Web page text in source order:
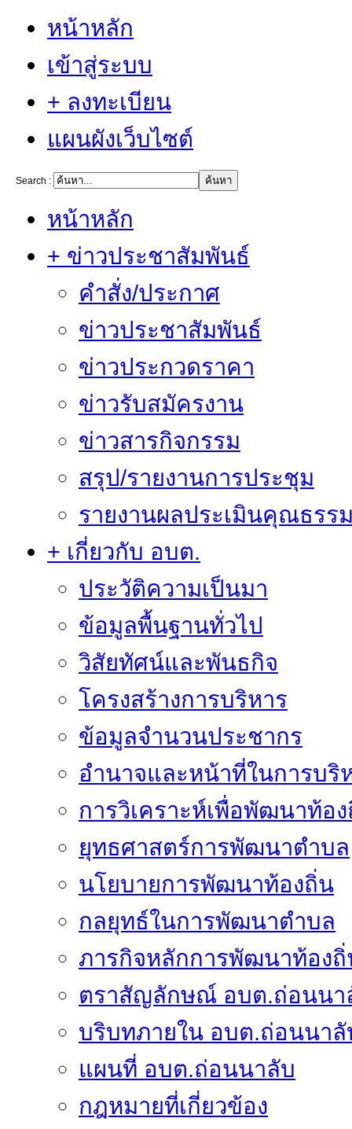
หน้าหลัก
เข้าสู่ระบบ
+ ลงทะเบียน
แผนผังเว็บไซต์
Search :
หน้าหลัก
+ ข่าวประชาสัมพันธ์
คำสั่ง/ประกาศ
ข่าวประชาสัมพันธ์
ข่าวประกวดราคา
ข่าวรับสมัครงาน
ข่าวสารกิจกรรม
สรุป/รายงานการประชุม
รายงานผลประเมินคุณธรร
+ เกี่ยวกับ อบต.
ประวัติความเป็นมา
ข้อมูลพื้นฐานทั่วไป
วิสัยทัศน์และพันธกิจ
โครงสร้างการบริหาร
ข้อมูลจำนวนประชากร
อำนาจและหน้าที่ในการบริ
การวิเคราะห์เพื่อพัฒนาท้อ
ยุทธศาสตร์การพัฒนาตำบล
นโยบายการพัฒนาท้องถิ่น
กลยุทธ์ในการพัฒนาตำบล
ภารกิจหลักการพัฒนาท้อง
ตราสัญลักษณ์ อบต.ถ่อนนา
บริบทภายใน อบต.ถ่อนนา
แผนที่ อบต.ถ่อนนาลับ
กฎหมายที่เกี่ยวข้อง